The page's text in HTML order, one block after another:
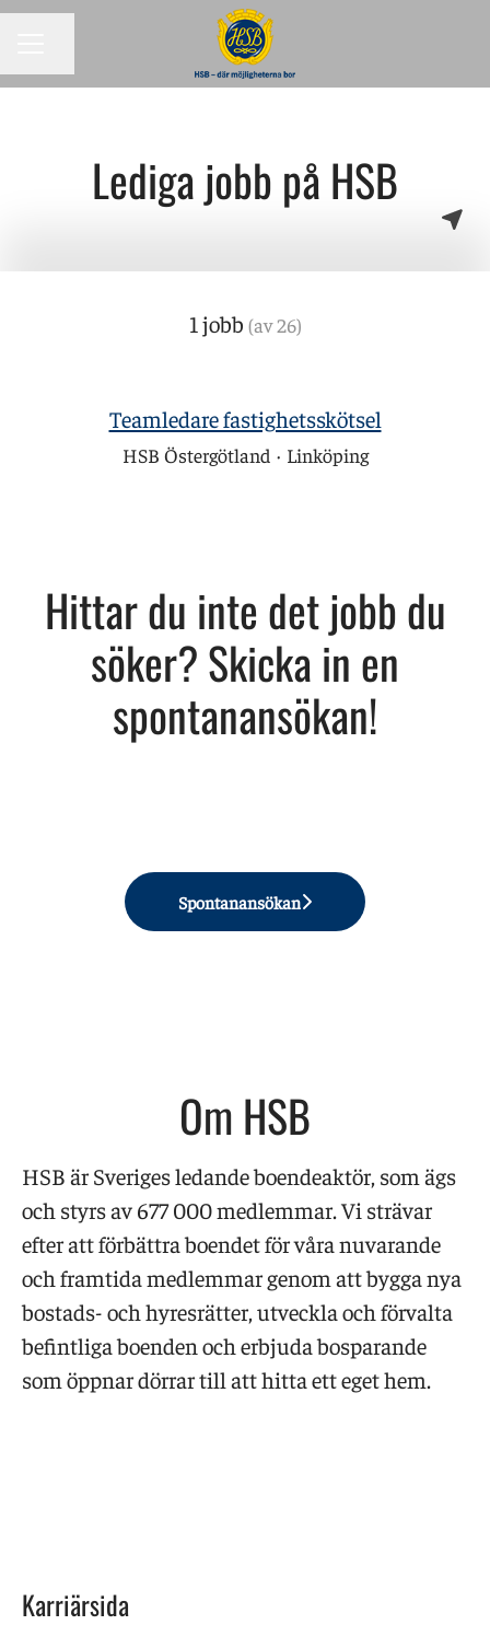
Lediga jobb på HSB
1 jobb (av 26)
Teamledare fastighetsskötsel
HSB Östergötland · Linköping
Hittar du inte det jobb du
söker? Skicka in en
spontanansökan!
Spontanansökan
Om HSB
HSB är Sveriges ledande boendeaktör, som ägs
och styrs av 677 000 medlemmar. Vi strävar
efter att förbättra boendet för våra nuvarande
och framtida medlemmar genom att bygga nya
bostads- och hyresrätter, utveckla och förvalta
befintliga boenden och erbjuda bosparande
som öppnar dörrar till att hitta ett eget hem.
Karriärsida